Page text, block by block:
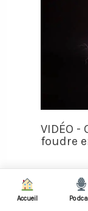
VIDÉO
foudre
Accueil